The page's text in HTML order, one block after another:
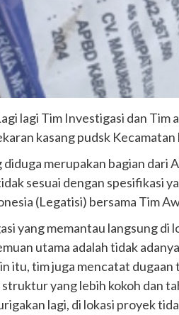
lagi Tim Investigasi dan
kasang pudsk
diduga merupakan bagian dari
sesuai dengan spesifikasi
(Legatisi) bersama Tim
yang memantau langsung di
utama adalah tidak
itu, tim juga mencatat
yang lebih kokoh dan
lagi, di lokasi proyek